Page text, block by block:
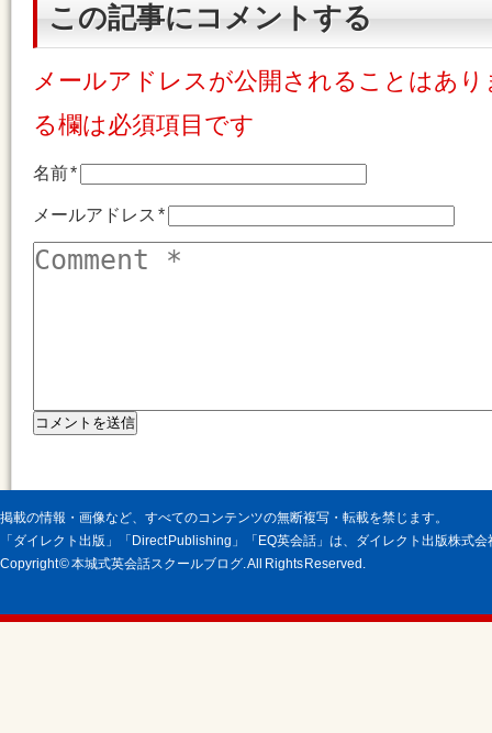
この記事にコメントする
メールアドレスが公開されることはあ
る欄は必須項目です
名前*
メールアドレス*
掲載の情報・画像など、すべてのコンテンツの無断複写・転載を禁じます。
「ダイレクト出版」「Direct Publishing」「EQ英会話」は、ダイレクト出版株式
Copyright © 本城式英会話スクールブログ. All Rights Reserved.